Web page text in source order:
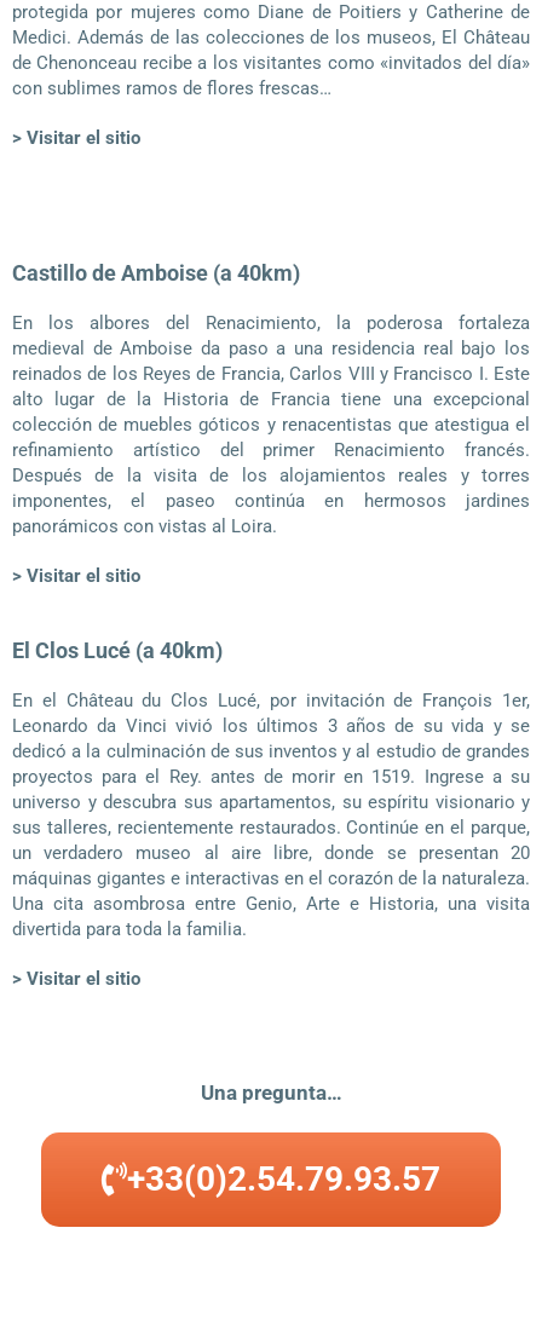
protegida por mujeres como Diane de Poitiers y Catherine de
Medici. Además de las colecciones de los museos, El Château
de Chenonceau recibe a los visitantes como «invitados del día»
con sublimes ramos de flores frescas…
> Visitar el sitio
Castillo de Amboise (a 40km)
En los albores del Renacimiento, la poderosa fortaleza
medieval de Amboise da paso a una residencia real bajo los
reinados de los Reyes de Francia, Carlos VIII y Francisco I. Este
alto lugar de la Historia de Francia tiene una excepcional
colección de muebles góticos y renacentistas que atestigua el
refinamiento artístico del primer Renacimiento francés.
Después de la visita de los alojamientos reales y torres
imponentes, el paseo continúa en hermosos jardines
panorámicos con vistas al Loira.
> Visitar el sitio
El Clos Lucé (a 40km)
En el Château du Clos Lucé, por invitación de François 1er,
Leonardo da Vinci vivió los últimos 3 años de su vida y se
dedicó a la culminación de sus inventos y al estudio de grandes
proyectos para el Rey. antes de morir en 1519. Ingrese a su
universo y descubra sus apartamentos, su espíritu visionario y
sus talleres, recientemente restaurados. Continúe en el parque,
un verdadero museo al aire libre, donde se presentan 20
máquinas gigantes e interactivas en el corazón de la naturaleza.
Una cita asombrosa entre Genio, Arte e Historia, una visita
divertida para toda la familia.
> Visitar el sitio
Una pregunta…
+33(0)2.54.79.93.57